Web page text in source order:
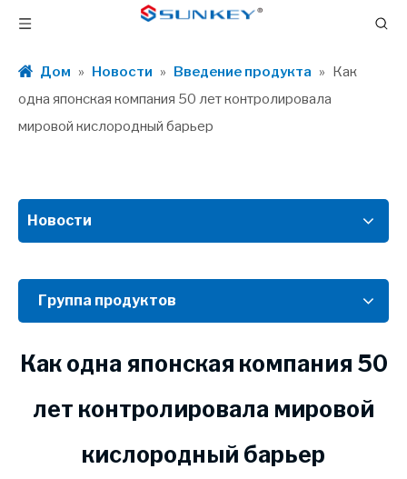
Дом » Новости » Введение продукта » Как
одна японская компания 50 лет контролировала
мировой кислородный барьер
Новости
Группа продуктов
Как одна японская компания 50
лет контролировала мировой
кислородный барьер